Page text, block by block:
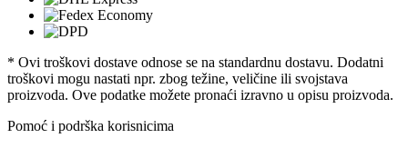
* Ovi troškovi dostave odnose se na standardnu ​​dostavu. Dodatni
troškovi mogu nastati npr. zbog težine, veličine ili svojstava
proizvoda. Ove podatke možete pronaći izravno u opisu proizvoda.
Pomoć i podrška korisnicima